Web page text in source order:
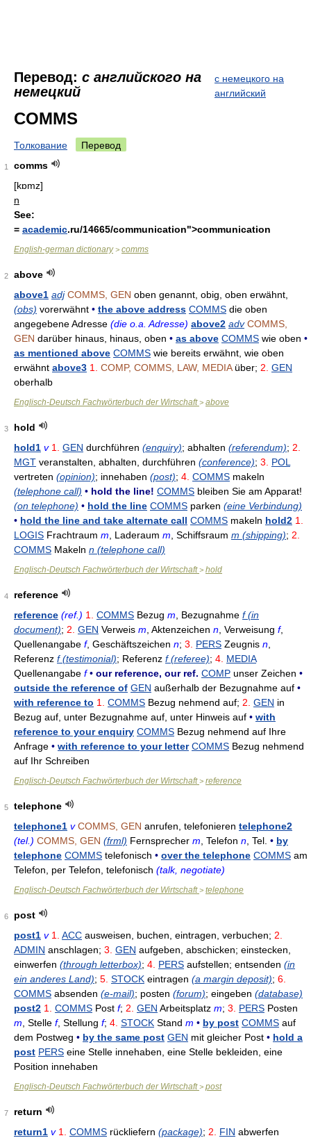
Перевод: с английского на
немецкий
с немецкого на
английский
COMMS
Толкование Перевод
1
comms
[kɒmz]
n
See:
= academic.ru/14665/communication">communication
English-german dictionary> comms
2
above
above1 adj COMMS, GEN oben genannt, obig, oben erwähnt,
(obs) vorerwähnt • the above address COMMS die oben
angegebene Adresse (die o.a. Adresse) above2 adv COMMS,
GEN darüber hinaus, hinaus, oben • as above COMMS wie oben •
as mentioned above COMMS wie bereits erwähnt, wie oben
erwähnt above3 1. COMP, COMMS, LAW, MEDIAüber; 2. GEN
oberhalb
Englisch-Deutsch Fachwörterbuch der Wirtschaft> above
3
hold
hold1 v 1. GEN durchführen (enquiry); abhalten (referendum); 2.
MGT veranstalten, abhalten, durchführen (conference); 3.
POL
vertreten (opinion); innehaben (post); 4. COMMS makeln
(telephone call) • hold the line! COMMS bleiben Sie am Apparat!
(on telephone) • hold the line COMMS parken (eine Verbindung)
• hold the line and take alternate call COMMS makeln hold2 1.
LOGIS Frachtraum m , Laderaum m , Schiffsraum m (shipping); 2.
COMMS Makeln n (telephone call)
Englisch-Deutsch Fachwörterbuch der Wirtschaft> hold
4
reference
reference (ref.) 1. COMMS Bezug m , Bezugnahme f (in
document); 2. GEN Verweis m , Aktenzeichen n , Verweisung f,
Quellenangabe f, Geschäftszeichen n; 3. PERS Zeugnis n
Referenz f (testimonial); Referenz f (referee); 4. MEDIA
Quellenangabe f • our reference, our ref. COMP unser Zeichen •
outside the reference of GEN außerhalb der Bezugnahme auf •
with reference to 1. COMMS Bezug nehmend auf; 2. GEN in
Bezug auf, unter Bezugnahme auf, unter Hinweis auf • with
reference to your enquiry COMMS Bezug nehmend auf Ihre
Anfrage • with reference to your letter COMMS Bezug nehmend
auf Ihr Schreiben
Englisch-Deutsch Fachwörterbuch der Wirtschaft> reference
5
telephone
telephone1 v COMMS, GEN anrufen, telefonieren telephone2
(tel.) COMMS, GEN (frml) Fernsprecher m , Telefon n , Tel. • by
telephone COMMS telefonisch • over the telephone COMMS am
Telefon, per Telefon, telefonisch (talk, negotiate)
Englisch-Deutsch Fachwörterbuch der Wirtschaft> telephone
6
post
post1 v 1. ACC ausweisen, buchen, eintragen, verbuchen; 2.
ADMIN anschlagen; 3. GEN aufgeben, abschicken; einstecken,
einwerfen (through letterbox); 4. PERS aufstellen; entsenden (in
ein anderes Land); 5. STOCK eintragen (a margin deposit); 6.
COMMS absenden (e-mail); posten (forum); eingeben (database)
post2 1. COMMS Post f; 2. GEN Arbeitsplatz m; 3. PERS Posten
m , Stelle f, Stellung f; 4. STOCK Stand m • by post COMMS auf
dem Postweg • by the same post GEN mit gleicher Post • hold a
post PERS eine Stelle innehaben, eine Stelle bekleiden, eine
Position innehaben
Englisch-Deutsch Fachwörterbuch der Wirtschaft> post
7
return
return1 v 1. COMMS rückliefern (package); 2. FIN abwerfen